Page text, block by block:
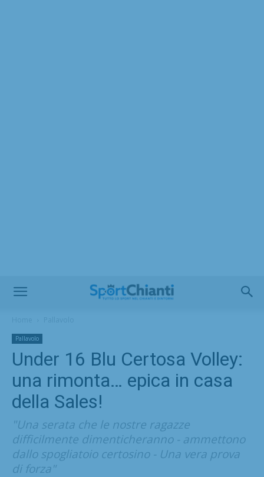
Pallavolo
Under 16 Blu Certosa Volley:
una rimonta… epica in casa
della Sales!
"Una serata che le nostre ragazze
difficilmente dimenticheranno - ammettono
dallo spogliatoio certosino - Una vera prova
di forza"